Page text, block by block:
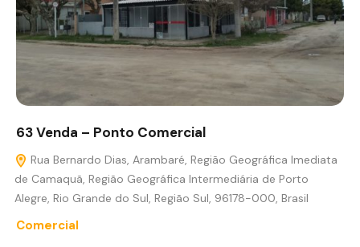
63 Venda – Ponto Comercial
Rua Bernardo Dias, Arambaré, Região Geográfica Imediata
de Camaquã, Região Geográfica Intermediária de Porto
Alegre, Rio Grande do Sul, Região Sul, 96178-000, Brasil
Comercial